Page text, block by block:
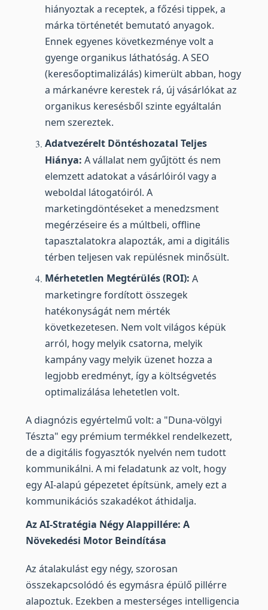
hiányoztak a receptek, a főzési tippek, a
márka történetét bemutató anyagok.
Ennek egyenes következménye volt a
gyenge organikus láthatóság. A SEO
(keresőoptimalizálás) kimerült abban, hogy
a márkanévre kerestek rá, új vásárlókat az
organikus keresésből szinte egyáltalán
nem szereztek.
Adatvezérelt Döntéshozatal Teljes
Hiánya: A vállalat nem gyűjtött és nem
elemzett adatokat a vásárlóiról vagy a
weboldal látogatóiról. A
marketingdöntéseket a menedzsment
megérzéseire és a múltbeli, offline
tapasztalatokra alapozták, ami a digitális
térben teljesen vak repülésnek minősült.
Mérhetetlen Megtérülés (ROI): A
marketingre fordított összegek
hatékonyságát nem mérték
következetesen. Nem volt világos képük
arról, hogy melyik csatorna, melyik
kampány vagy melyik üzenet hozza a
legjobb eredményt, így a költségvetés
optimalizálása lehetetlen volt.
A diagnózis egyértelmű volt: a "Duna-völgyi
Tészta" egy prémium termékkel rendelkezett,
de a digitális fogyasztók nyelvén nem tudott
kommunikálni. A mi feladatunk az volt, hogy
egy AI-alapú gépezetet építsünk, amely ezt a
kommunikációs szakadékot áthidalja.
Az AI-Stratégia Négy Alappillére: A
Növekedési Motor Beindítása
Az átalakulást egy négy, szorosan
összekapcsolódó és egymásra épülő pillérre
alapoztuk. Ezekben a mesterséges intelligencia